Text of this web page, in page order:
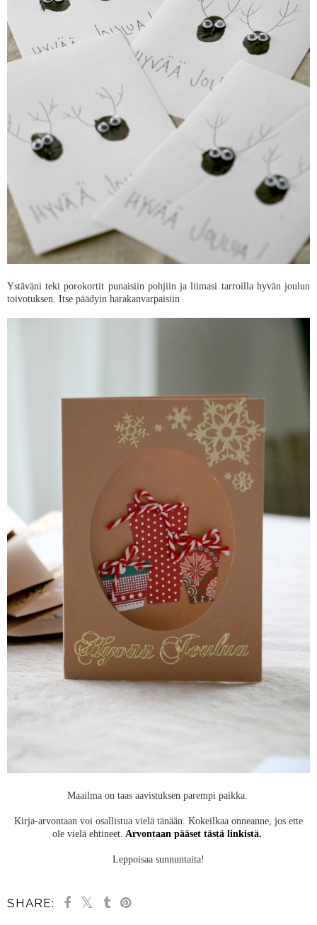
Ystäväni teki porokortit punaisiin pohjiin ja liimasi tarroilla hyvän joulun
toivotuksen. Itse päädyin harakanvarpaisiin
Maailma on taas aavistuksen parempi paikka.
Kirja-arvontaan voi osallistua vielä tänään. Kokeilkaa onneanne, jos ette
ole vielä ehtineet. Arvontaan pääset tästä linkistä.
Leppoisaa sunnuntaita!
SHARE: